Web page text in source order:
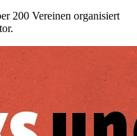
200 Vereinen organisiert